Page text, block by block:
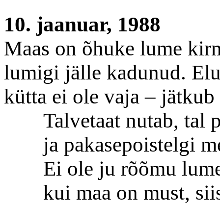
10. jaanuar, 1988
Maas on õhuke lume
lumigi jälle kadunud.
kütta ei ole vaja –
Talvetaat nutab, tal
ja pakasepoistelgi
Ei ole ju rõõmu
kui maa on must,